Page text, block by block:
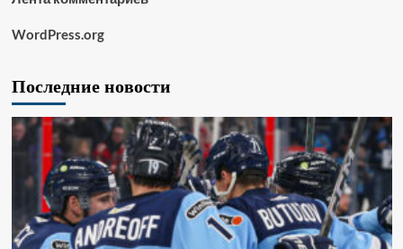
WordPress.org
Последние новости